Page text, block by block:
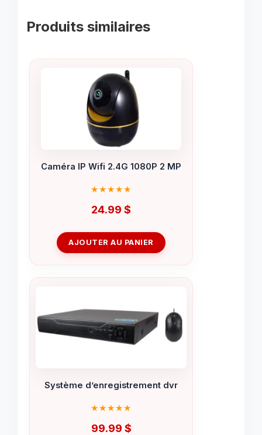
Produits similaires
Caméra IP Wifi 2.4G 1080P 2 MP
24.99 $
AJOUTER AU PANIER
Système d’enregistrement dvr
99.99 $